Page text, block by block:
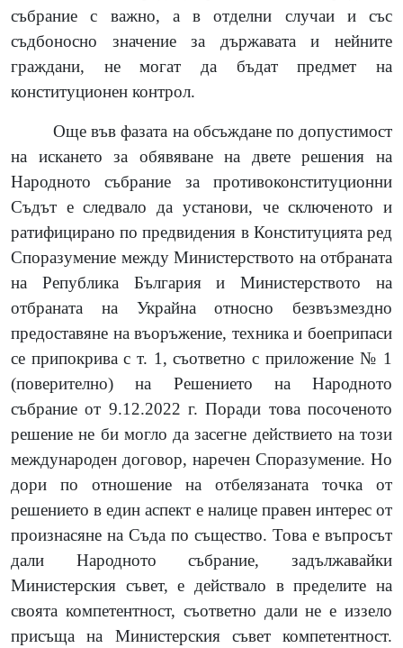
събрание с важно, а в отделни случаи и със
съдбоносно значение за държавата и нейните
граждани, не могат да бъдат предмет на
конституционен контрол.
Още във фазата на обсъждане по допустимост
на искането за обявяване на двете решения на
Народното събрание за противоконституционни
Съдът е следвало да установи, че сключеното и
ратифицирано по предвидения в Конституцията ред
Споразумение между Министерството на отбраната
на Република България и Министерството на
отбраната на Украйна относно безвъзмездно
предоставяне на въоръжение, техника и боеприпаси
се припокрива с т. 1, съответно с приложение № 1
(поверително) на Решението на Народното
събрание от 9.12.2022 г. Поради това посоченото
решение не би могло да засегне действието на този
международен договор, наречен Споразумение. Но
дори по отношение на отбелязаната точка от
решението в един аспект е налице правен интерес от
произнасяне на Съда по същество. Това е въпросът
дали Народното събрание, задължавайки
Министерския съвет, е действало в пределите на
своята компетентност, съответно дали не е иззело
присъща на Министерския съвет компетентност.